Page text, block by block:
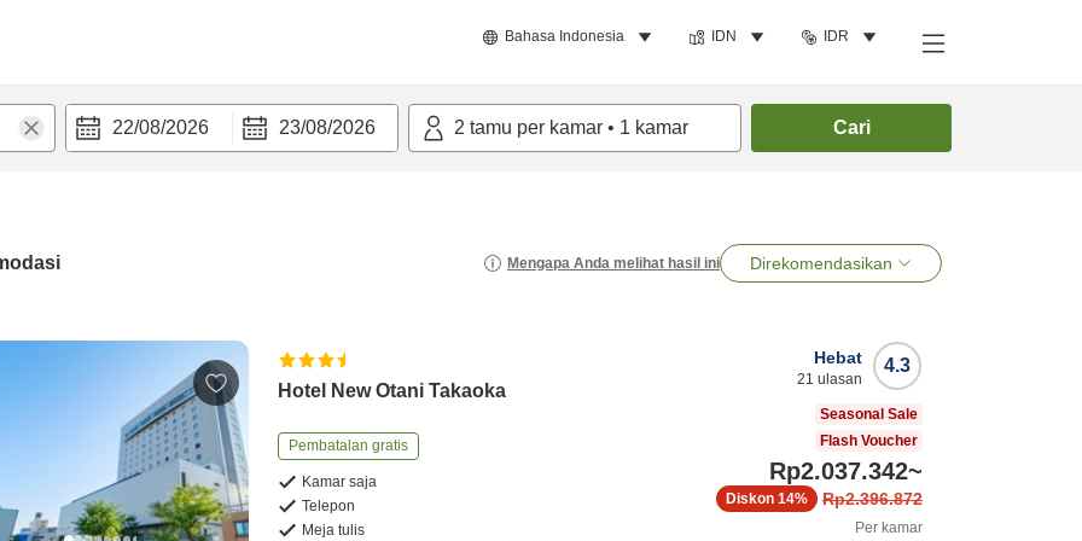
Bahasa Indonesia IDN IDR
22/08/2026 23/08/2026 2 tamu per kamar • 1 kamar Cari
Mengapa Anda melihat hasil ini Direkomendasikan
Hotel New Otani Takaoka
Pembatalan gratis
Kamar saja
Telepon
Meja tulis
4.3
Hebat
21 ulasan
Seasonal Sale
Flash Voucher
Rp2.037.342~
Rp2.396.872
Diskon 14%
Per kamar